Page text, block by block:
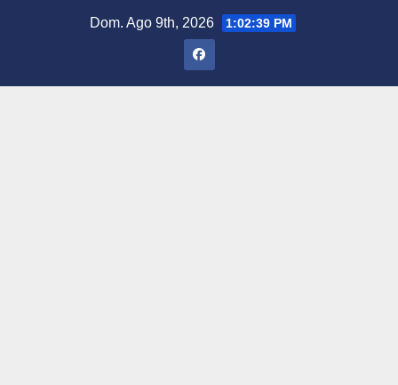
Dom. Ago 9th, 2026 1:02:40 PM